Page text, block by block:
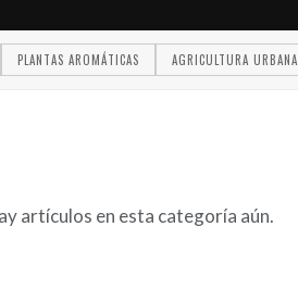
PLANTAS AROMÁTICAS AGRICULTURA URBANA
artículos en esta categoría aún.